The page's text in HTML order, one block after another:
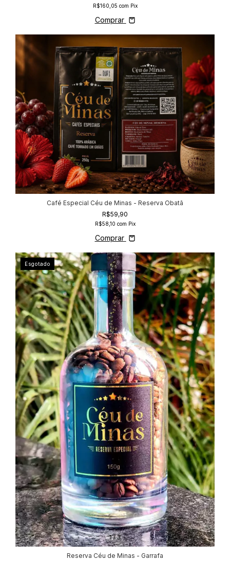
R$160,05 com Pix
Comprar
Café Especial Céu de Minas - Reserva Obatã
R$59,90
R$58,10 com Pix
Comprar
1/3
Esgotado
Reserva Céu de Minas - Garrafa